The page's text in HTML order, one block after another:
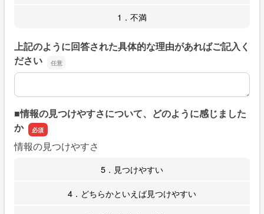
1．不満
上記のように回答された具体的な理由があればご記入く
ださい
上記のように回答された具体的な理由があればご記入くだ
■情報の見つけやすさについて、どのように感じました
か
情報の見つけやすさ
5．見つけやすい
4．どちらかといえば見つけやすい